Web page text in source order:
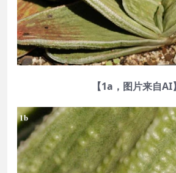
【1a，图片来自AI】